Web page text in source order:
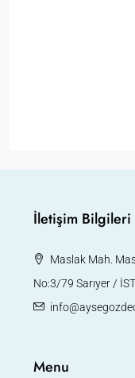
İletişim Bilgileri
Maslak Mah.
No:3/79 Sarıyer /
Menu